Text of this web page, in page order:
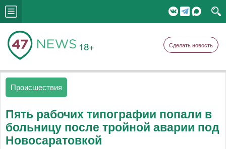
18+ Сделать новость
Происшествия
Пять рабочих типографии попали в
больницу после тройной аварии под
Новосаратовкой